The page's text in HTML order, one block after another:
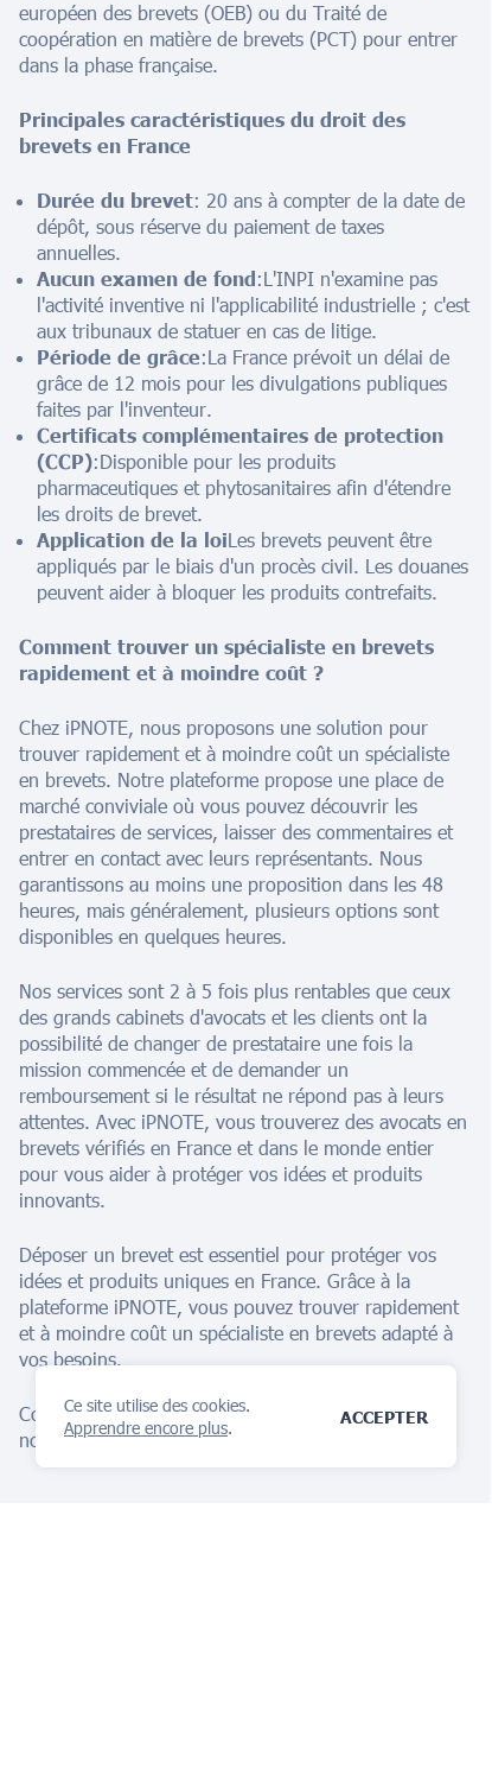
Ce site utilise des cookies.
Apprendre encore plus.
ACCEPTER
européen des brevets (OEB) ou du Traité de
coopération en matière de brevets (PCT) pour entrer
dans la phase française.
Principales caractéristiques du droit des
brevets en France
Durée du brevet: 20 ans à compter de la date de
dépôt, sous réserve du paiement de taxes
annuelles.
Aucun examen de fond :L'INPI n'examine pas
l'activité inventive ni l'applicabilité industrielle ; c'est
aux tribunaux de statuer en cas de litige.
Période de grâce:La France prévoit un délai de
grâce de 12 mois pour les divulgations publiques
faites par l'inventeur.
Certificats complémentaires de protection
(CCP):Disponible pour les produits
pharmaceutiques et phytosanitaires afin d'étendre
les droits de brevet.
Application de la loiLes brevets peuvent être
appliqués par le biais d'un procès civil. Les douanes
peuvent aider à bloquer les produits contrefaits.
Comment trouver un spécialiste en brevets
rapidement et à moindre coût ?
Chez iPNOTE, nous proposons une solution pour
trouver rapidement et à moindre coût un spécialiste
en brevets. Notre plateforme propose une place de
marché conviviale où vous pouvez découvrir les
prestataires de services, laisser des commentaires et
entrer en contact avec leurs représentants. Nous
garantissons au moins une proposition dans les 48
heures, mais généralement, plusieurs options sont
disponibles en quelques heures.
Nos services sont 2 à 5 fois plus rentables que ceux
des grands cabinets d'avocats et les clients ont la
possibilité de changer de prestataire une fois la
mission commencée et de demander un
remboursement si le résultat ne répond pas à leurs
attentes. Avec iPNOTE, vous trouverez des avocats en
brevets vérifiés en France et dans le monde entier
pour vous aider à protéger vos idées et produits
innovants.
Déposer un brevet est essentiel pour protéger vos
idées et produits uniques en France. Grâce à la
plateforme iPNOTE, vous pouvez trouver rapidement
et à moindre coût un spécialiste en brevets adapté à
vos besoins.
Commencez dès maintenant votre protection avec
notre assistant IA !